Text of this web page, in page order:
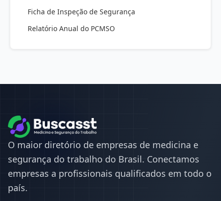
Ficha de Inspeção de Segurança
Relatório Anual do PCMSO
O maior diretório de empresas de medicina e
segurança do trabalho do Brasil. Conectamos
empresas a profissionais qualificados em todo o
país.